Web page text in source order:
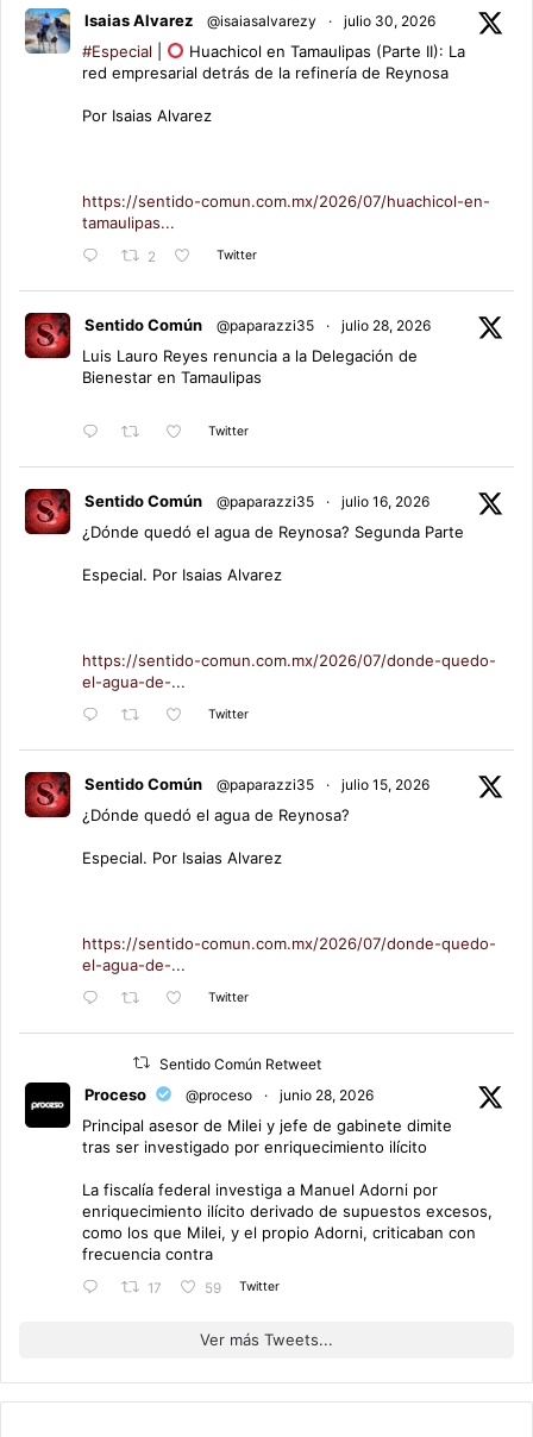
Isaias Alvarez @isaiasalvarezy · julio 30, 2026
#Especial
Huachicol en Tamaulipas (Parte II): La
red empresarial detrás de la refinería de Reynosa
Por Isaias Alvarez
https://sentido-comun.com.mx/2026/07/huachicol-en-
tamaulipas...
2 Twitter
Sentido Común @paparazzi35 · julio 28, 2026
Luis Lauro Reyes renuncia a la Delegación de
Bienestar en Tamaulipas
Twitter
Sentido Común @paparazzi35 · julio 16, 2026
¿Dónde quedó el agua de Reynosa? Segunda Parte
Especial. Por Isaias Alvarez
https://sentido-comun.com.mx/2026/07/donde-quedo-
el-agua-de-...
Twitter
Sentido Común @paparazzi35 · julio 15, 2026
¿Dónde quedó el agua de Reynosa?
Especial. Por Isaias Alvarez
https://sentido-comun.com.mx/2026/07/donde-quedo-
el-agua-de-...
Twitter
Sentido Común Retweet
Proceso @proceso · junio 28, 2026
Principal asesor de Milei y jefe de gabinete dimite
tras ser investigado por enriquecimiento ilícito
La fiscalía federal investiga a Manuel Adorni por
enriquecimiento ilícito derivado de supuestos excesos,
como los que Milei, y el propio Adorni, criticaban con
frecuencia contra
17 59 Twitter
Ver más Tweets...